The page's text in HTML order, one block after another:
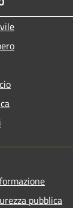
pubblica